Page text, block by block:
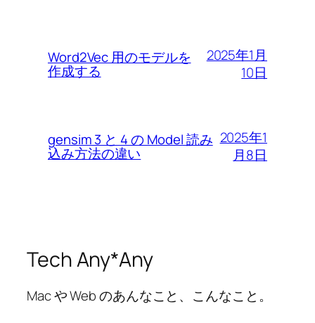
Word2Vec 用のモデルを
作成する
2025年1月
10日
gensim 3 と 4 の Model 読み
込み方法の違い
2025年1
月8日
Tech Any*Any
Mac や Web のあんなこと、こんなこと。